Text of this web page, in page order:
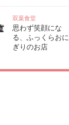
双葉食堂
思わず笑顔にな
る、ふっくらおに
ぎりのお店